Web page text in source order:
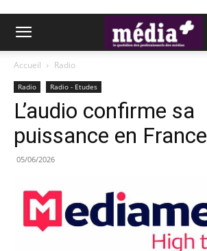
Accueil Radio
Radio Radio - Etudes
L’audio confirme sa
puissance en France
05/06/2026